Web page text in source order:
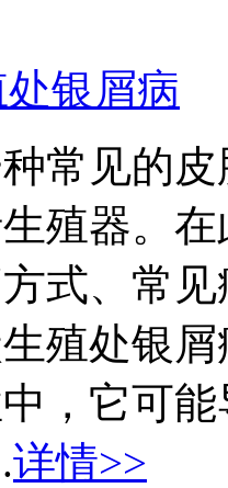
银屑病
常见的
殖器。
式、常
殖处银
，它可
详情>>